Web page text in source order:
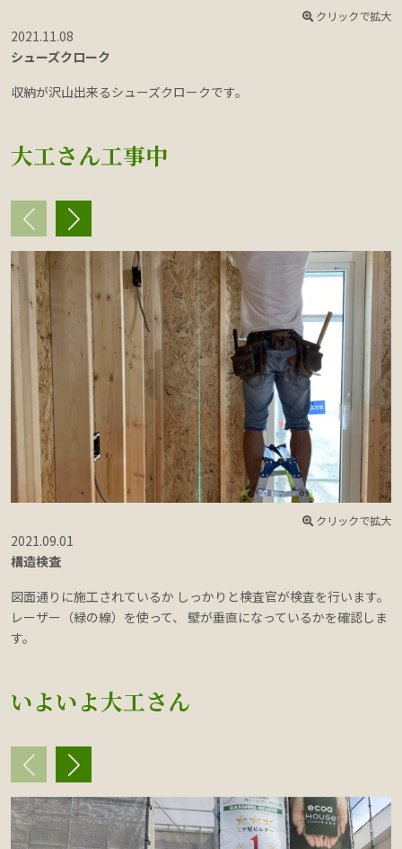
クリックで拡大
2021.11.08
シューズクローク
収納が沢山出来るシューズクロークです。
大工さん工事中
クリックで拡大
2021.09.01
構造検査
図面通りに施工されているか しっかりと検査官が検査を行います。
レーザー（緑の線）を使って、 壁が垂直になっているかを確認しま
す。
いよいよ大工さん